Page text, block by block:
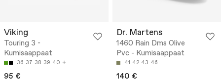
Viking
Touring 3 -
Kumisaappaat
36 37 38 39 40
95 €
Dr. Martens
1460 Rain Dms Olive
Pvc - Kumisaappaat
41 42 43 46
140 €